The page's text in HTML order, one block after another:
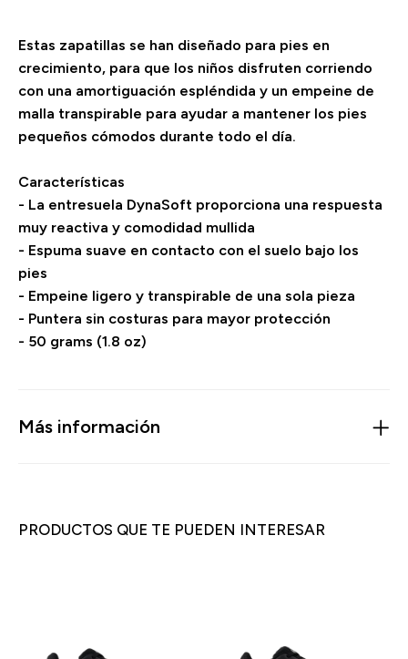
Estas zapatillas se han diseñado para pies en
crecimiento, para que los niños disfruten corriendo
con una amortiguación espléndida y un empeine de
malla transpirable para ayudar a mantener los pies
pequeños cómodos durante todo el día.
Características
- La entresuela DynaSoft proporciona una respuesta
muy reactiva y comodidad mullida
- Espuma suave en contacto con el suelo bajo los
pies
- Empeine ligero y transpirable de una sola pieza
- Puntera sin costuras para mayor protección
- 50 grams (1.8 oz)
Más información
PRODUCTOS QUE TE PUEDEN INTERESAR